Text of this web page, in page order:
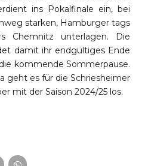
ins Pokalfinale ein, bei
starken, Hamburger tags
Chemnitz unterlagen. Die
damit ihr endgültiges Ende
kommende Sommerpause.
geht es für die Schriesheimer
mit der Saison 2024/25 los.